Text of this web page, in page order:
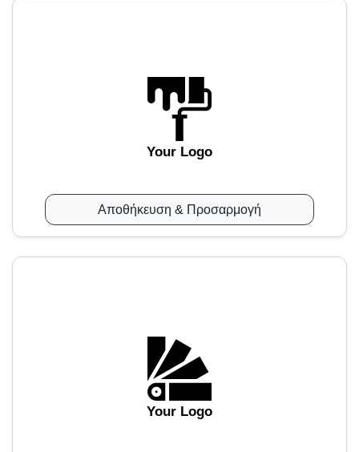
Your Logo
Αποθήκευση & Προσαρμογή
Your Logo